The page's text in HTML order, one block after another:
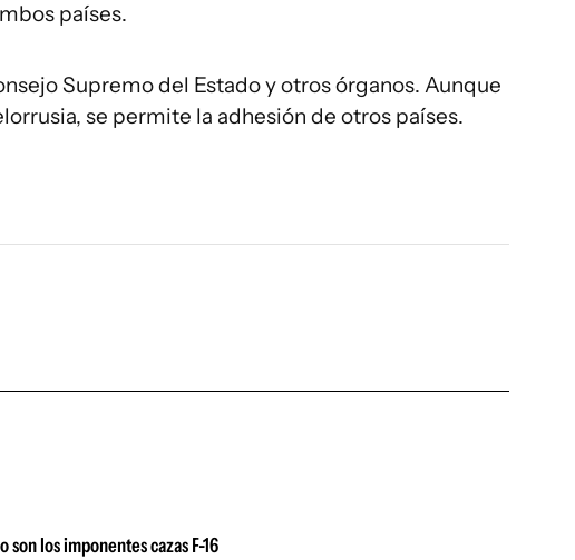
países.
Supremo del Estado y otros órganos. Aunque
se permite la adhesión de otros países.
los imponentes cazas F-16